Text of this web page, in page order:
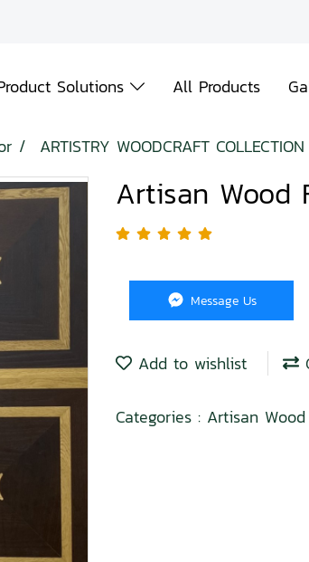
Solutions All Products
ARTISTRY WOODCRAFT COLLECTION
Artisan Wood
Message Us
Add to wishlist
Categories : Artisan